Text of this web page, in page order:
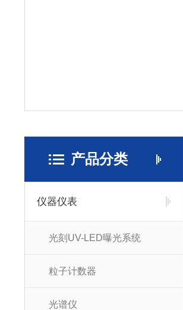
产品分类
仪器仪表
光刻UV-LED曝光系统
粒子计数器
光谱仪